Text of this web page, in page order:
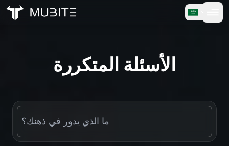
تجربة مجانية
التداول
الأسئلة المتكررة